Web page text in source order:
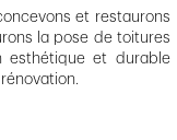
et restaurons
la pose de toitures
esthétique et durable